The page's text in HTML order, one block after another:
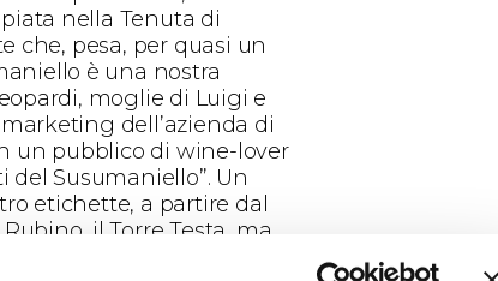
nella Tenuta di
che, pesa, per quasi un
è una nostra
moglie di Luigi e
dell’azienda di
un pubblico di wine-lover
Susumaniello”. Un
etichette, a partire dal
il Torre Testa, ma